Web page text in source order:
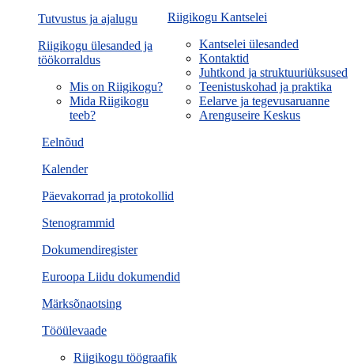
Riigikogu Kantselei
Kantselei ülesanded
Kontaktid
Juhtkond ja struktuuriüksused
Teenistuskohad ja praktika
Eelarve ja tegevusaruanne
Arenguseire Keskus
Eelnõud
Kalender
Päevakorrad ja protokollid
Stenogrammid
Dokumendiregister
Euroopa Liidu dokumendid
Märksõnaotsing
Tööülevaade
Riigikogu töögraafik
Tutvustus ja ajalugu
Riigikogu ülesanded ja
töökorraldus
Mis on Riigikogu?
Mida Riigikogu
teeb?